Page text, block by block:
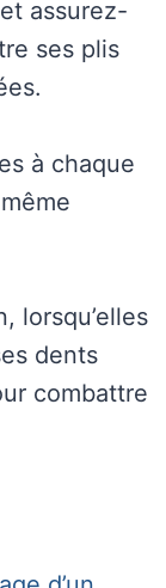
assurez-
ses plis
à chaque
lorsqu’elles
dents
combattre